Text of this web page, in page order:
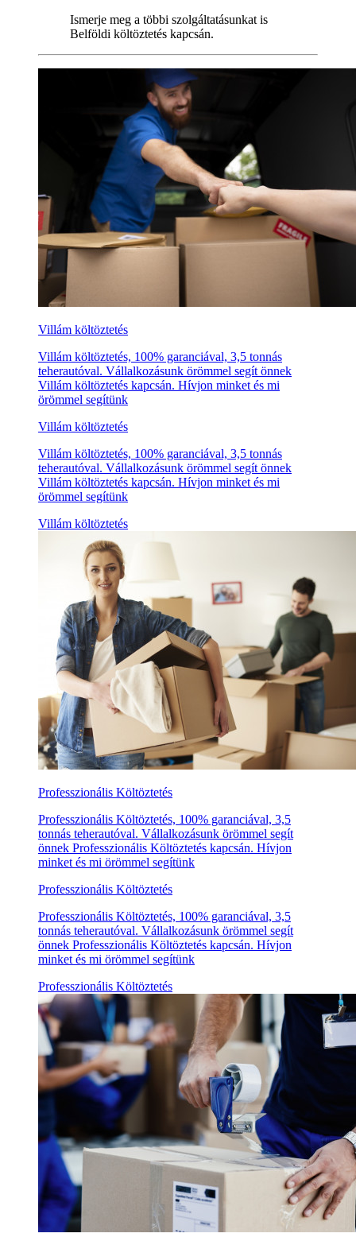
Ismerje meg a többi szolgáltatásunkat is
Belföldi költöztetés kapcsán.
Villám költöztetés
Villám költöztetés, 100% garanciával, 3,5 tonnás
teherautóval. Vállalkozásunk örömmel segít önnek
Villám költöztetés kapcsán. Hívjon minket és mi
örömmel segítünk
Villám költöztetés
Villám költöztetés, 100% garanciával, 3,5 tonnás
teherautóval. Vállalkozásunk örömmel segít önnek
Villám költöztetés kapcsán. Hívjon minket és mi
örömmel segítünk
Villám költöztetés
Professzionális Költöztetés
Professzionális Költöztetés, 100% garanciával, 3,5
tonnás teherautóval. Vállalkozásunk örömmel segít
önnek Professzionális Költöztetés kapcsán. Hívjon
minket és mi örömmel segítünk
Professzionális Költöztetés
Professzionális Költöztetés, 100% garanciával, 3,5
tonnás teherautóval. Vállalkozásunk örömmel segít
önnek Professzionális Költöztetés kapcsán. Hívjon
minket és mi örömmel segítünk
Professzionális Költöztetés